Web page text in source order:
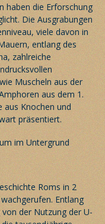
haben die Erforschung
Die Ausgrabungen
viele davon in
entlang des
zahlreiche
Muscheln aus der
aus dem 1.
aus Knochen und
präsentiert.
Roms in 2
Entlang
der Nutzung der U-